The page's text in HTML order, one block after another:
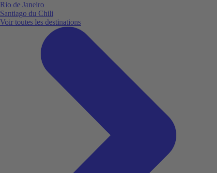
Rio de Janeiro
Santiago du Chili
Voir toutes les destinations